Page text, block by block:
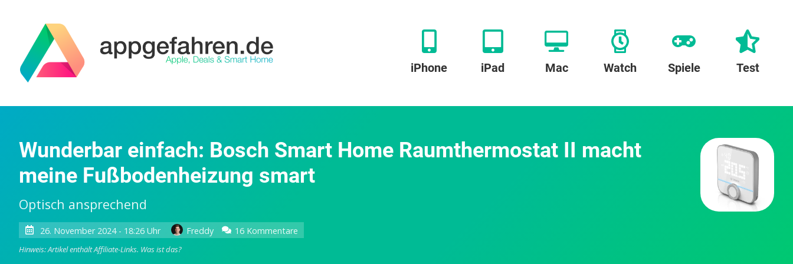
iPhone iPad Mac Watch Spiele Test
Wunderbar einfach: Bosch Smart Home Raumthermostat II macht
meine Fußbodenheizung smart
Optisch ansprechend
26. November 2024 - 18:26 Uhr Freddy 16 Kommentare
Hinweis: Artikel enthält Affiliate-Links. Was ist das?